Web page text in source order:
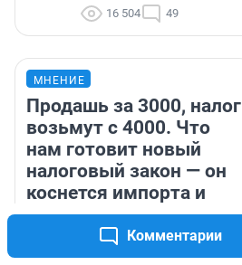
Комментарии
16 504 49
МНЕНИЕ
Продашь за 3000, налог
возьмут с 4000. Что
нам готовит новый
налоговый закон — он
коснется импорта и
даже репетиторов